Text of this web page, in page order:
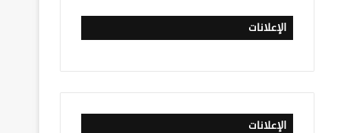
الإعلانات
الإعلانات